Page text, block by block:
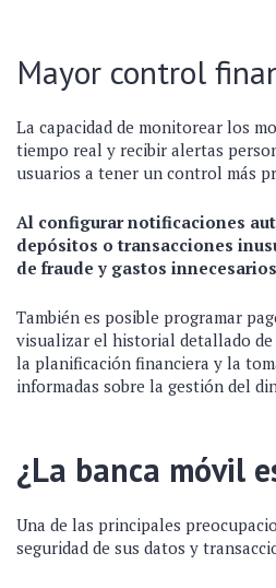
Mayor control
La capacidad de monitorear los
tiempo real y recibir alertas
usuarios a tener un control más
Al configurar notificaciones
depósitos o transacciones
de fraude y gastos
También es posible programar
visualizar el historial detallado
la planificación financiera y la
informadas sobre la gestión del
¿La banca móvil
Una de las principales
seguridad de sus datos y